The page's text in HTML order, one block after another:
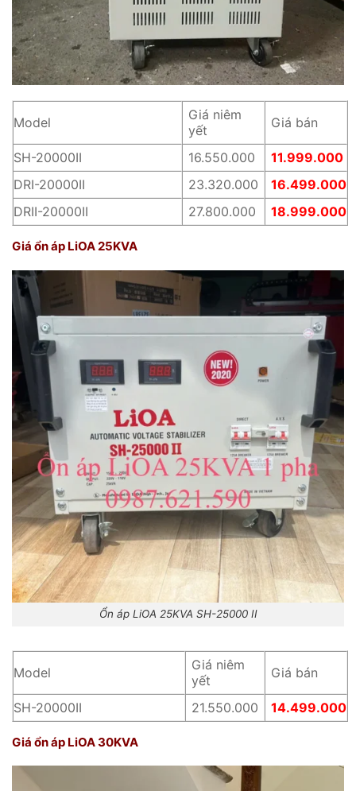
Model
Giá niêm
yết
Giá bán
SH-20000II 16.550.000
11.999.000
DRI-20000II
23.320.000
16.499.000
DRII-20000II
27.800.000 18.999.000
Giá ổn áp LiOA 25KVA
Ổn áp LiOA 25KVA SH-25000 II
Model
Giá niêm
yết
Giá bán
SH-20000II 21.550.000 14.499.000
Giá ổn áp LiOA 30KVA